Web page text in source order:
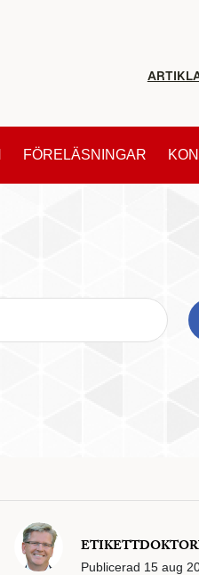
FÖRELÄSNINGAR
Publicerad 15 aug